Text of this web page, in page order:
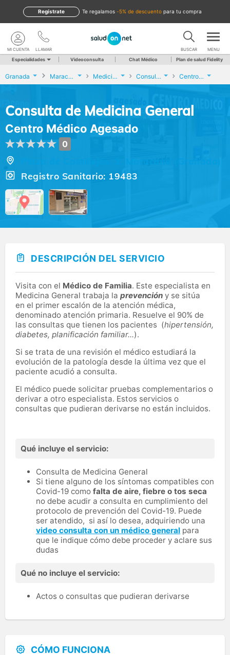
te regalamos -5% de descuento para tu compra
Regístrate
LLAMAR
MI CUENTA BUSCAR MENU
Especialidades Videoconsulta Chat Médico Plan de salud Fidelity
Granada Maracena Medicina General Consulta de Medicina General Centro Médico Agesado
Consulta de Medicina General
Centro Médico Agesado
0
Registro Sanitario: 19483
DESCRIPCIÓN DEL SERVICIO
Visita con el Médico de Familia. Este especialista en
Medicina General trabaja la prevención y se sitúa
en el primer escalón de la atención médica,
denominado atención primaria. Resuelve el 90% de
las consultas que tienen los pacientes (hipertensión,
diabetes, planificación familiar...).
Si se trata de una revisión el médico estudiará la
evolución de la patología desde la última vez que el
paciente acudió a consulta.
El médico puede solicitar pruebas complementarios o
derivar a otro especialista. Estos servicios o
consultas que pudieran derivarse no están incluidos.
Qué incluye el servicio:
Consulta de Medicina General
Si tiene alguno de los síntomas compatibles con
Covid-19 como falta de aire, fiebre o tos seca
no debe acudir a consulta en cumplimiento del
protocolo de prevención del Covid-19. Puede
ser atendido, si así lo desea, adquiriendo una
video consulta con un médico general para
que le indique cómo debe proceder y aclare sus
dudas
Qué no incluye el servicio:
Actos o consultas que pudieran derivarse
CÓMO FUNCIONA